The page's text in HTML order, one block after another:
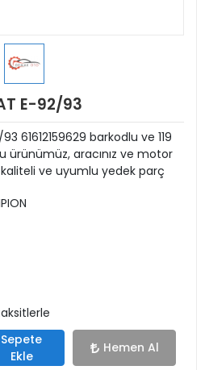
E-92/93
93 61612159629 barkodlu ve 119
ürünümüz, aracınız ve motor
ve uyumlu yedek parç
Sepete
Ekle
Hemen Al